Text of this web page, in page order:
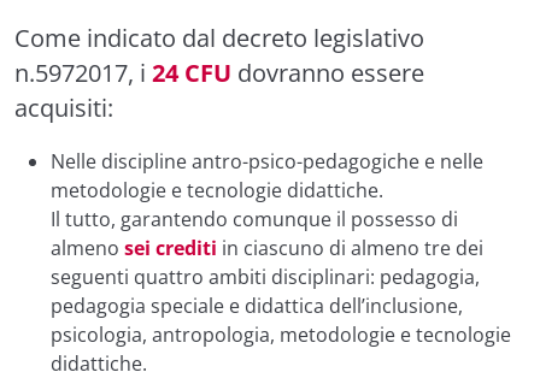
Come indicato dal decreto legislativo
n.5972017, i 24 CFU dovranno essere
acquisiti:
Nelle discipline antro-psico-pedagogiche e nelle
metodologie e tecnologie didattiche.
Il tutto, garantendo comunque il possesso di
almeno sei crediti in ciascuno di almeno tre dei
seguenti quattro ambiti disciplinari: pedagogia,
pedagogia speciale e didattica dell’inclusione,
psicologia, antropologia, metodologie e tecnologie
didattiche.